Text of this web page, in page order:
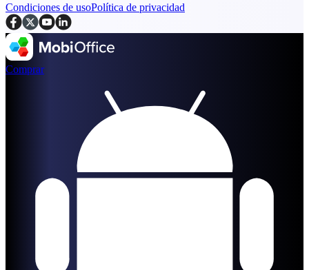
Condiciones de usoPolítica de privacidad
Comprar